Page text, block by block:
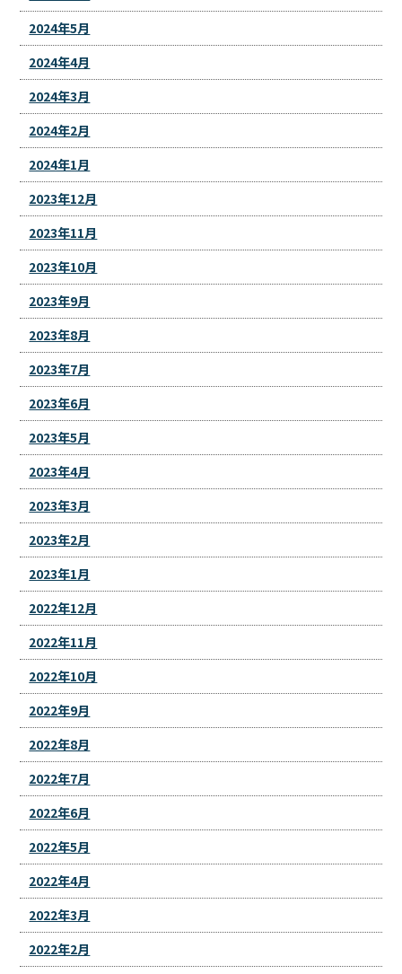
2024年5月
2024年4月
2024年3月
2024年2月
2024年1月
2023年12月
2023年11月
2023年10月
2023年9月
2023年8月
2023年7月
2023年6月
2023年5月
2023年4月
2023年3月
2023年2月
2023年1月
2022年12月
2022年11月
2022年10月
2022年9月
2022年8月
2022年7月
2022年6月
2022年5月
2022年4月
2022年3月
2022年2月